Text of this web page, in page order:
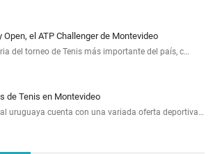
Open, el ATP Challenger de Montevideo
del torneo de Tenis más importante del país, c…
de Tenis en Montevideo
uruguaya cuenta con una variada oferta deportiva…